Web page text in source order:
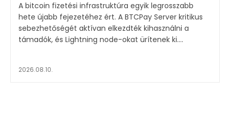
A bitcoin fizetési infrastruktúra egyik legrosszabb
hete újabb fejezetéhez ért. A BTCPay Server kritikus
sebezhetőségét aktívan elkezdték kihasználni a
támadók, és Lightning node-okat ürítenek ki....
2026.08.10.